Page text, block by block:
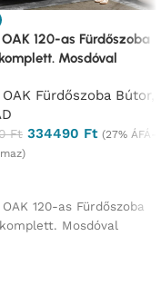
OAK 120-as Fürdőszoba
Mosdóval
Fürdőszoba Bútor
Ft 334490 Ft (27% ÁFÁ-
OAK 120-as Fürdőszoba
Mosdóval